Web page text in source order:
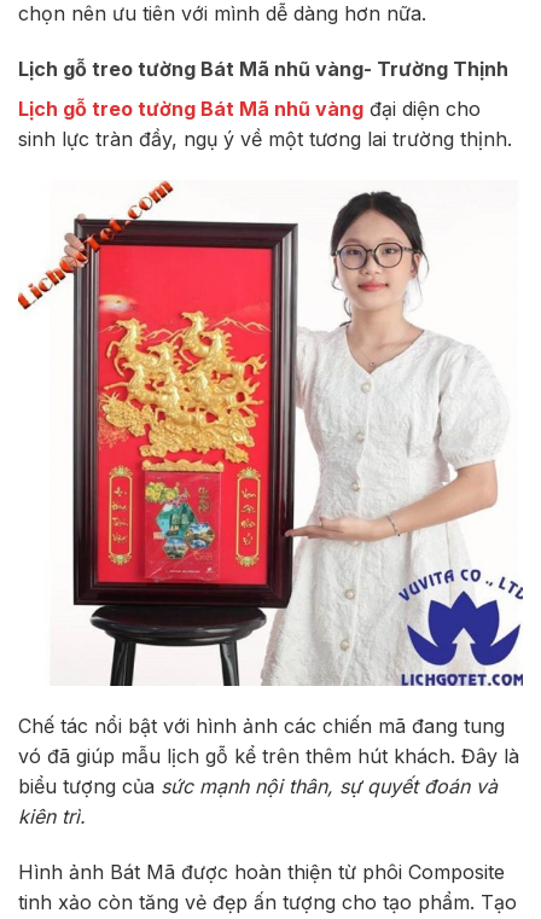
chọn nên ưu tiên với mình dễ dàng hơn nữa.
Lịch gỗ treo tường Bát Mã nhũ vàng- Trường Thịnh
Lịch gỗ treo tường Bát Mã nhũ vàng đại diện cho
sinh lực tràn đầy, ngụ ý về một tương lai trường thịnh.
Chế tác nổi bật với hình ảnh các chiến mã đang tung
vó đã giúp mẫu lịch gỗ kể trên thêm hút khách. Đây là
biểu tượng của sức mạnh nội thân, sự quyết đoán và
kiên trì.
Hình ảnh Bát Mã được hoàn thiện từ phôi Composite
tinh xảo còn tăng vẻ đẹp ấn tượng cho tạo phẩm. Tạo